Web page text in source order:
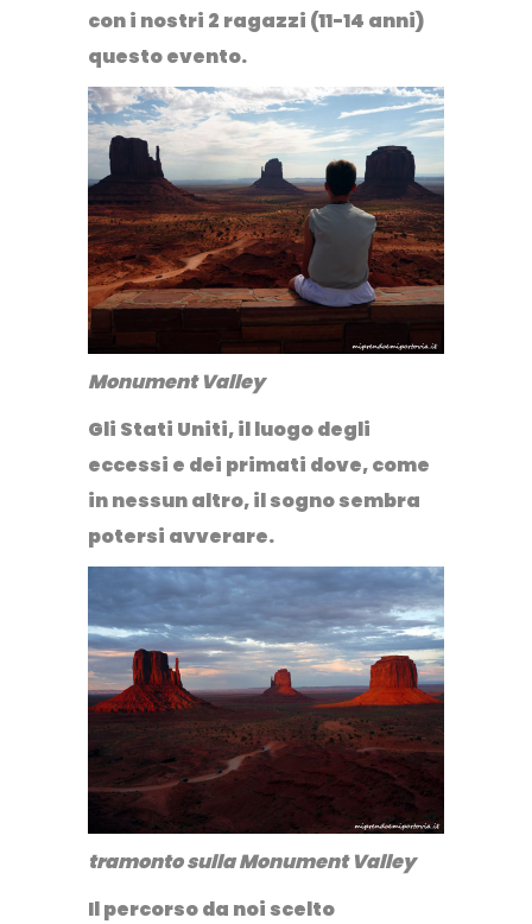
con i nostri 2 ragazzi (11-14 anni)
questo evento.
Monument Valley
Gli Stati Uniti, il luogo degli
eccessi e dei primati dove, come
in nessun altro,il sogno sembra
potersi avverare.
tramonto sulla Monument Valley
Il percorso da noi scelto